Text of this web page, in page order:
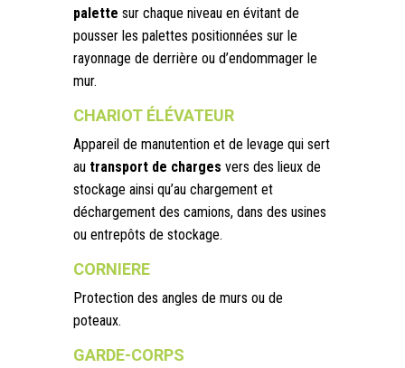
palette sur chaque niveau en évitant de
pousser les palettes positionnées sur le
rayonnage de derrière ou d’endommager le
mur.
CHARIOT ÉLÉVATEUR
Appareil de manutention et de levage qui sert
au transport de charges vers des lieux de
stockage ainsi qu’au chargement et
déchargement des camions, dans des usines
ou entrepôts de stockage.
CORNIERE
Protection des angles de murs ou de
poteaux.
GARDE-CORPS